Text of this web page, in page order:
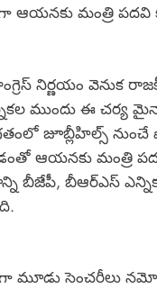
మంత్రి పదవి
నిర్ణయం వెనుక
ముందు ఈ చర్య
గతంలో జూబ్లీహిల్స్
ఆయనకు మంత్రి పదవి
బీజేపీ, బీఆర్‌ఎస్
మూడు సెంచరీలు